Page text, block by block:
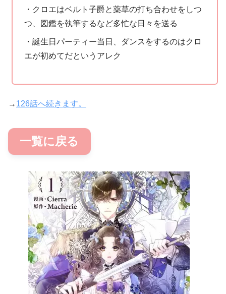
・クロエはベルト子爵と薬草の打ち合わせをしつ
つ、図鑑を執筆するなど多忙な日々を送る
・誕生日パーティー当日、ダンスをするのはクロ
エが初めてだというアレク
→ 126話へ続きます。
一覧に戻る